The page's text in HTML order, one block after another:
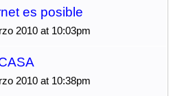
es posible
2010 at 10:03pm
2010 at 10:38pm